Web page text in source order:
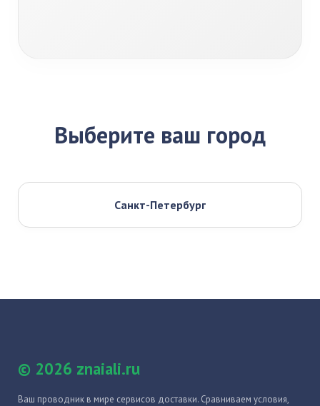
Выберите ваш город
Санкт-Петербург
© 2026 znaiali.ru
Ваш проводник в мире сервисов доставки. Сравниваем условия,